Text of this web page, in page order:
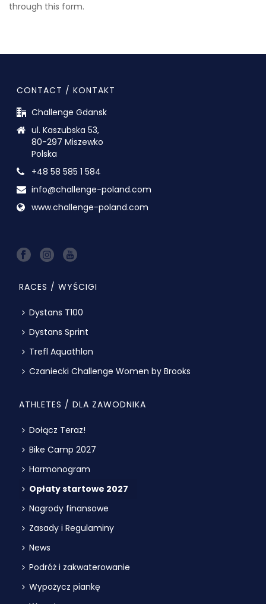
through this form.
CONTACT / KONTAKT
Challenge Gdansk
ul. Kaszubska 53,
80-297 Miszewko
Polska
+48 58 585 1 584
info@challenge-poland.com
www.challenge-poland.com
RACES / WYŚCIGI
Dystans T100
Dystans Sprint
Trefl Aquathlon
Czaniecki Challenge Women by Brooks
ATHLETES / DLA ZAWODNIKA
Dołącz Teraz!
Bike Camp 2027
Harmonogram
Opłaty startowe 2027
Nagrody finansowe
Zasady i Regulaminy
News
Podróż i zakwaterowanie
Wypożycz piankę